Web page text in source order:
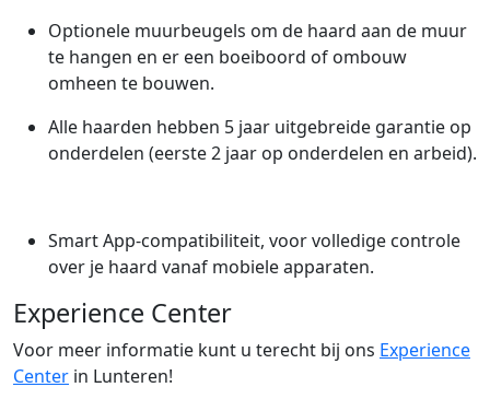
Optionele muurbeugels om de haard aan de muur
te hangen en er een boeiboord of ombouw
omheen te bouwen.
Alle haarden hebben 5 jaar uitgebreide garantie op
onderdelen (eerste 2 jaar op onderdelen en arbeid).
Smart App-compatibiliteit, voor volledige controle
over je haard vanaf mobiele apparaten.
Experience Center
Voor meer informatie kunt u terecht bij ons Experience
Center in Lunteren!